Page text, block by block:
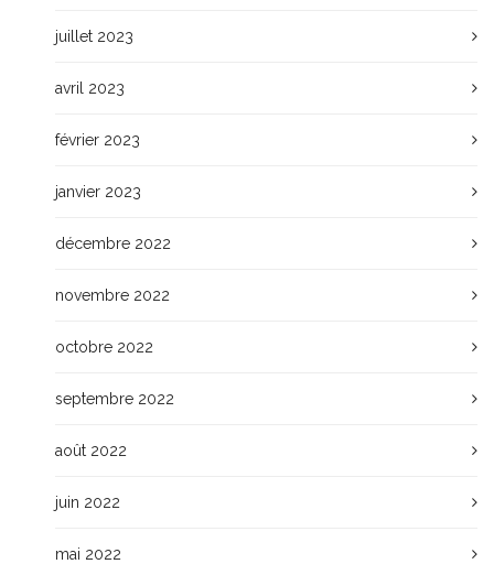
juillet 2023
avril 2023
février 2023
janvier 2023
décembre 2022
novembre 2022
octobre 2022
septembre 2022
août 2022
juin 2022
mai 2022